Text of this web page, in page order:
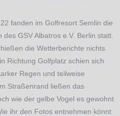
fanden im Golfresort Semlin die
GSV Albatros e.V. Berlin statt.
die Wetterberichte nichts
Richtung Golfplatz schien sich
Regen und teilweise
Straßenrand ließen das
wie der gelbe Vogel es gewohnt
ihr den Fotos entnehmen könnt